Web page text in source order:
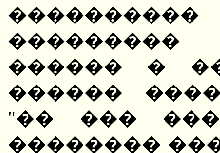
����������
���������
������ �
������
"�� ���
��������